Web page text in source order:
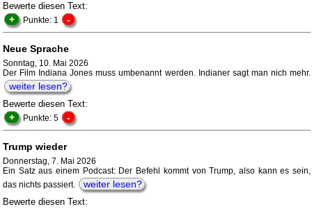
Bewerte diesen Text:
+ Punkte: 1 -
Neue Sprache
Sonntag, 10. Mai 2026
Der Film Indiana Jones muss umbenannt werden. Indianer sagt man nich mehr.
weiter lesen?
Bewerte diesen Text:
+ Punkte: 5 -
Trump wieder
Donnerstag, 7. Mai 2026
Ein Satz aus einem Podcast: Der Befehl kommt von Trump, also kann es sein,
das nichts passiert.
weiter lesen?
Bewerte diesen Text: